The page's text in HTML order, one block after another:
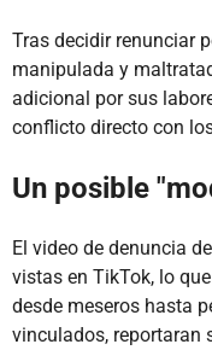
Tras decidir renunciar
manipulada y
adicional por sus
conflicto directo con
Un posible
El video de denuncia
vistas en TikTok, lo
desde meseros hasta
vinculados, reportaran